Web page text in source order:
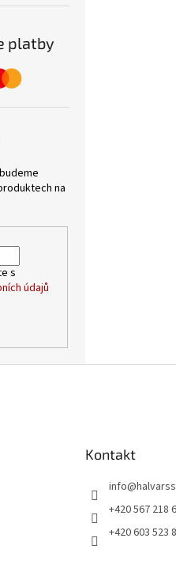
platby
na
s
údajů
Kontakt
info@
+420 567 218
+420 603 523